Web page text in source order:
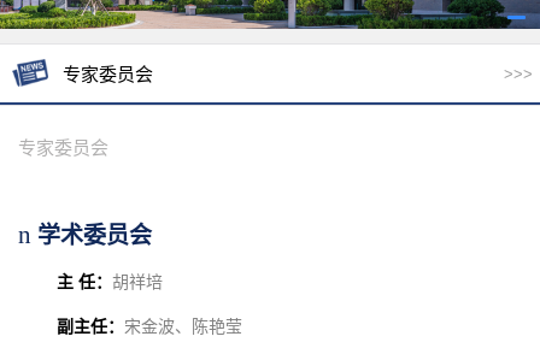
专家委员会 >>>
专家委员会
n 学术委员会
主 任： 胡祥培
副主任： 宋金波、陈艳莹